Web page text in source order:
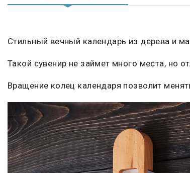
Стильный вечный календарь из дерева и
Такой сувенир не займет много места, но
Вращение колец календаря позволит